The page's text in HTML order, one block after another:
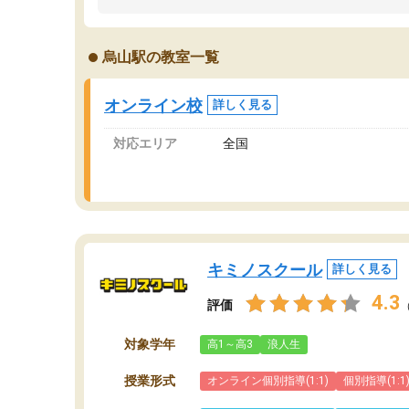
オンラインツールを使用した単語帳の共有があ
り宿題もそちらで出される形でした。
2ヶ月で担当講師の方がお辞めになると言う事で
講師変更の申し出があり、あまりに短期での変
更だった為、塾に通う事にして退会しました。
遅れも取り戻せ、授業内容や講師の方は良かっ
ま
烏山駅の教室一覧
オンライン校 詳しく見る
対応エリア 全国
キミノスクール 詳しく見る
評価 4.3
対象学年 高1～高3 浪人生
授業形式 オンライン個別指導(1:1) 個別指導(1:1)